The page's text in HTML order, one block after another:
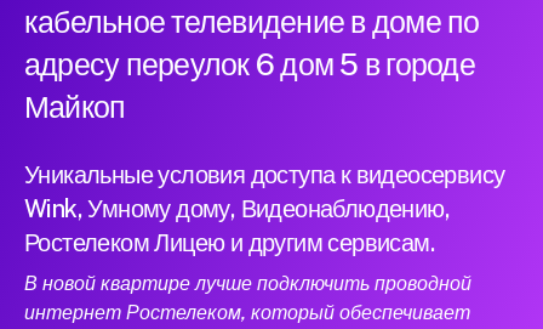
кабельное телевидение в доме по
адресу переулок 6 дом 5 в городе
Майкоп
Уникальные условия доступа к видеосервису
Wink, Умному дому, Видеонаблюдению,
Ростелеком Лицею и другим сервисам.
В новой квартире лучше подключить проводной
интернет Ростелеком, который обеспечивает